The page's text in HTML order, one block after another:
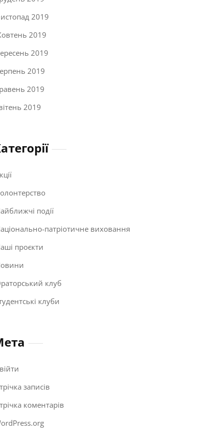
2019
2019
2019
2019
2019
2019
події
патріотичне виховання
проєкти
клуб
клуби
записів
коментарів